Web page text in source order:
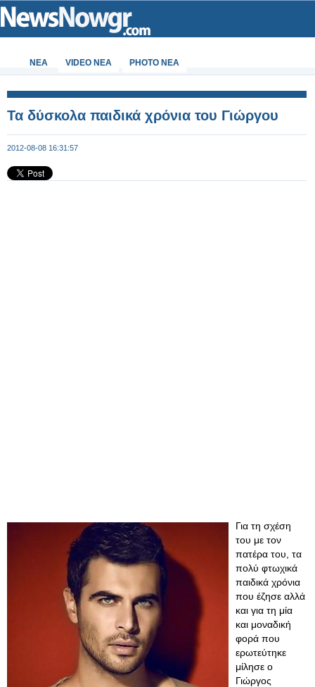
ΝΕΑ VIDEO NEA PHOTO NEA
Τα δύσκολα παιδικά χρόνια του Γιώργου
2012-08-08 16:31:57
Για τη σχέση
του με τον
πατέρα του, τα
πολύ φτωχικά
παιδικά χρόνια
που έζησε αλλά
και για τη μία
και μοναδική
φορά που
ερωτεύτηκε
μίλησε ο
Γιώργος